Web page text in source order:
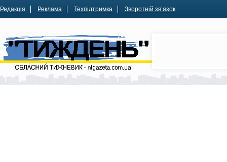
Редакція Реклама Техпідтримка Зворотній зв’язок